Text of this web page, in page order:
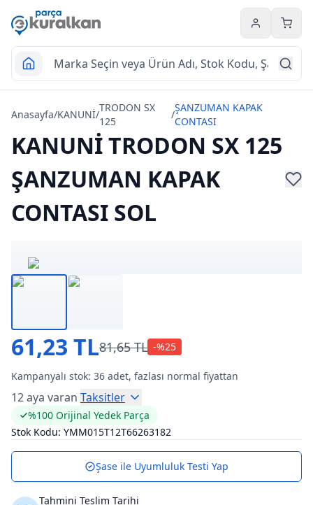
Hesabım
Anasayfa/KANUNİ/
TRODON SX
125
/
ŞANZUMAN KAPAK
CONTASI
KANUNİ TRODON SX 125
ŞANZUMAN KAPAK
CONTASI SOL
61,23 TL81,65 TL -%25
Kampanyalı stok: 36 adet, fazlası normal fiyattan
12 aya varan Taksitler
%100 Orijinal Yedek Parça
Stok Kodu: YMM015T12T66263182
Şase ile Uyumluluk Testi Yap
Tahmini Teslim Tarihi